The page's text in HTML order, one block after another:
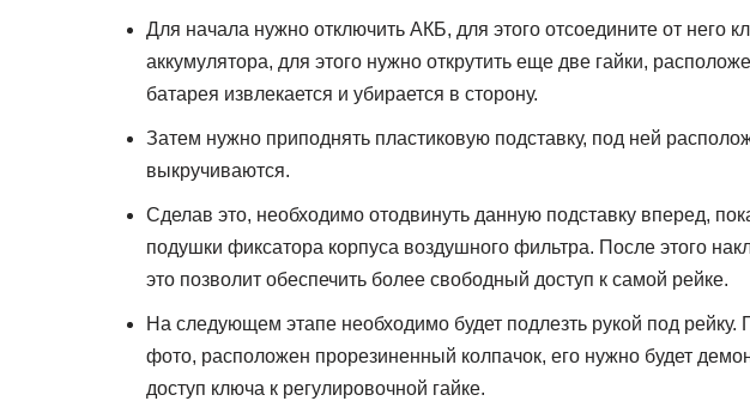
Для начала нужно отключить АКБ, для этого отсоедините от него
аккумулятора, для этого нужно открутить еще две гайки,
батарея извлекается и убирается в сторону.
Затем нужно приподнять пластиковую подставку, под ней
выкручиваются.
Сделав это, необходимо отодвинуть данную подставку вперед,
подушки фиксатора корпуса воздушного фильтра. После этого
это позволит обеспечить более свободный доступ к самой рейке.
На следующем этапе необходимо будет подлезть рукой под рейку.
фото, расположен прорезиненный колпачок, его нужно будет
доступ ключа к регулировочной гайке.